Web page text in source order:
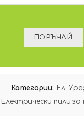
Категории: Ел.
Електрически пили за